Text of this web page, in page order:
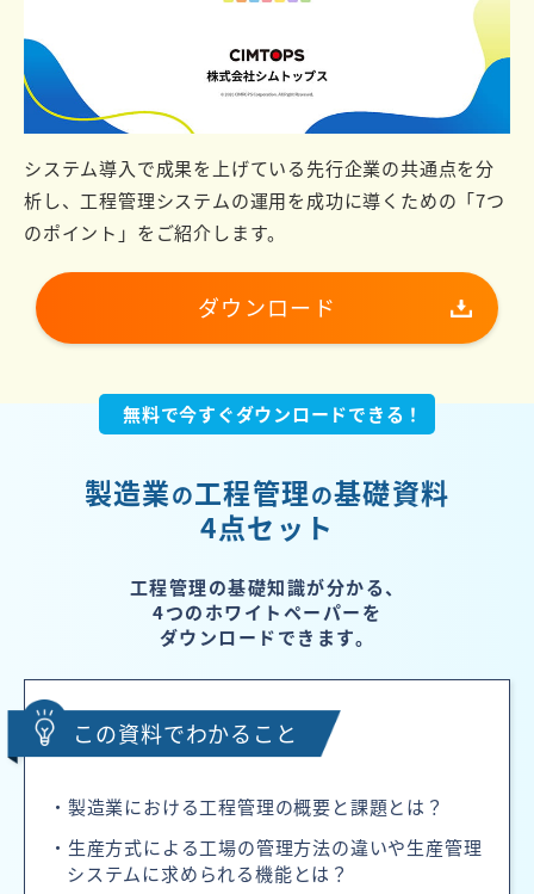
システム導入で成果を上げている先行企業の共通点を分
析し、工程管理システムの運用を成功に導くための「7つ
のポイント」をご紹介します。
ダウンロード
無料で今すぐダウンロードできる！
製造業の工程管理の基礎資料
4点セット
工程管理の基礎知識が分かる、
4つのホワイトペーパーを
ダウンロードできます。
この資料でわかること
・製造業における工程管理の概要と課題とは？
・生産方式による工場の管理方法の違いや生産管理
システムに求められる機能とは？